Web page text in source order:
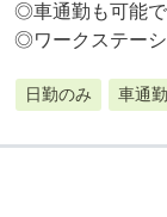
◎車通勤も可能で
◎ワークステー
日勤のみ 車通